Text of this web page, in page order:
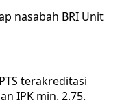
nasabah BRI Unit
terakreditasi
IPK min. 2.75.